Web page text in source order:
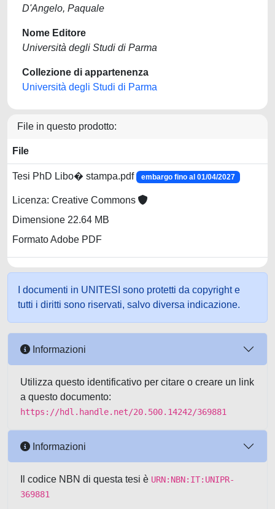
D'Angelo, Paquale
Nome Editore
Università degli Studi di Parma
Collezione di appartenenza
Università degli Studi di Parma
File in questo prodotto:
File
Tesi PhD Libo� stampa.pdf embargo fino al 01/04/2027
Licenza: Creative Commons
Dimensione 22.64 MB
Formato Adobe PDF
I documenti in UNITESI sono protetti da copyright e
tutti i diritti sono riservati, salvo diversa indicazione.
Informazioni
Utilizza questo identificativo per citare o creare un link
a questo documento:
https://hdl.handle.net/20.500.14242/369881
Informazioni
Il codice NBN di questa tesi è URN:NBN:IT:UNIPR-
369881